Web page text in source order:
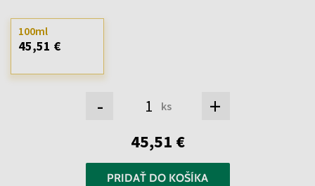
- ks +
100ml
45,51 €
45,51 €
PRIDAŤ DO KOŠÍKA